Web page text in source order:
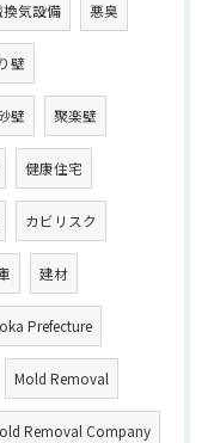
気設備 悪臭
壁
壁 聚楽壁
健康住宅
カビリスク
建材
Prefecture
Mold Removal
Removal Company